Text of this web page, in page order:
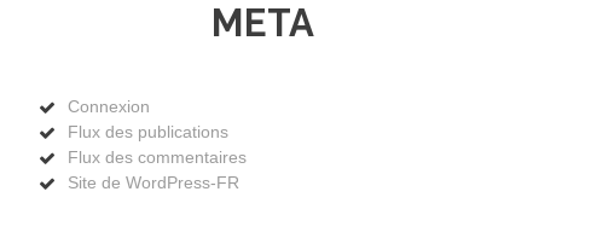
META
Connexion
Flux des publications
Flux des commentaires
Site de WordPress-FR